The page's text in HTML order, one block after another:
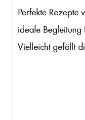
Perfekte
ideale Begleitung
Vielleicht gefällt